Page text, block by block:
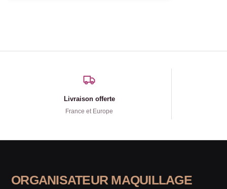
Livraison offerte
France et Europe
ORGANISATEUR MAQUILLAGE